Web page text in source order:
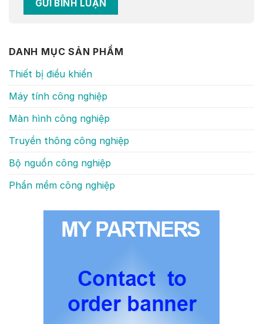
DANH MỤC SẢN PHẨM
Thiết bị điều khiển
Máy tính công nghiệp
Màn hình công nghiệp
Truyền thông công nghiệp
Bộ nguồn công nghiệp
Phần mềm công nghiệp